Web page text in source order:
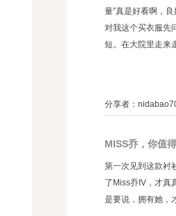
量”真是好看啊，
对我这个买衣服先
短。在大院里走来
分享者：
MISS乔，你值
第一次见到这款衬
了Miss乔IV，才真
是要说，拥有她，